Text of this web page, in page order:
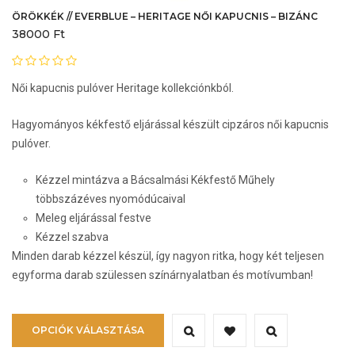
ÖRÖKKÉK // EVERBLUE – HERITAGE NŐI KAPUCNIS – BIZÁNC
38000 Ft
Női kapucnis pulóver Heritage kollekciónkból.
Hagyományos kékfestő eljárással készült cipzáros női kapucnis
pulóver.
Kézzel mintázva a Bácsalmási Kékfestő Műhely
többszázéves nyomódúcaival
Meleg eljárással festve
Kézzel szabva
Minden darab kézzel készül, így nagyon ritka, hogy két teljesen
egyforma darab szülessen színárnyalatban és motívumban!
OPCIÓK VÁLASZTÁSA